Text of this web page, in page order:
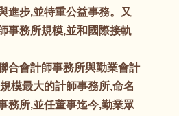
進步,並特重公益事務。又
事務所規模,並和國際接軌
合會計師事務所與勤業會計
模最大的計師事務所,命名
務所,並任董事迄今,勤業眾